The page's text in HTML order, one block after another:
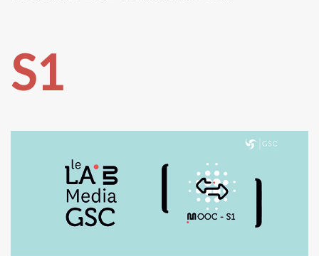
S1